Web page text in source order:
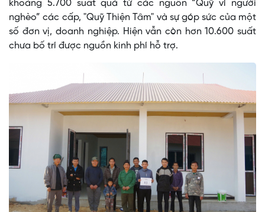
khoảng 5.700 suất quà từ các nguồn “Quỹ vì người
nghèo” các cấp, "Quỹ Thiện Tâm" và sự góp sức của một
số đơn vị, doanh nghiệp. Hiện vẫn còn hơn 10.600 suất
chưa bố trí được nguồn kinh phí hỗ trợ.